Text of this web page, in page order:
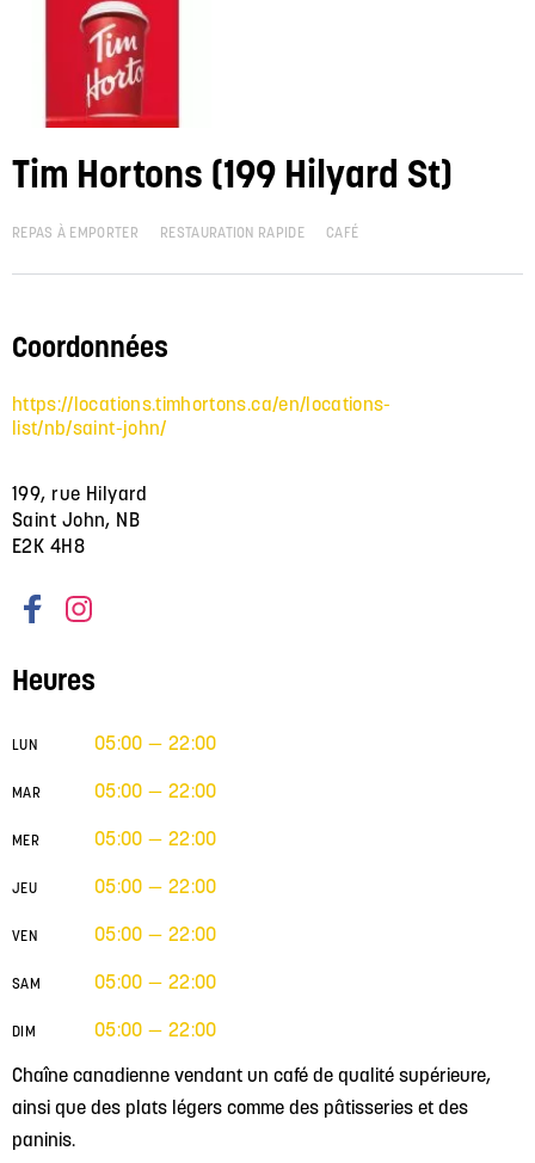
Tim Hortons (199 Hilyard St)
REPAS À EMPORTER RESTAURATION RAPIDE CAFÉ
Chaîne canadienne vendant un café de qualité supérieure,
ainsi que des plats légers comme des pâtisseries et des
paninis.
Coordonnées
https://locations.timhortons.ca/en/locations-
list/nb/saint-john/
199, rue Hilyard
Saint John, NB
E2K 4H8
Heures
LUN 05:00 — 22:00
MAR 05:00 — 22:00
MER 05:00 — 22:00
JEU 05:00 — 22:00
VEN 05:00 — 22:00
SAM 05:00 — 22:00
DIM 05:00 — 22:00